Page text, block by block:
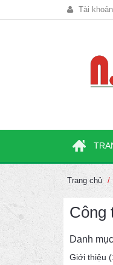
Tài khoản
Trang chủ
Công
Danh
Giới thiệu